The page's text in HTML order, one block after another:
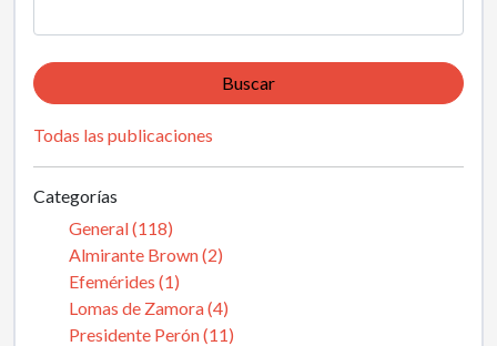
Buscar
Todas las publicaciones
Categorías
General (118)
Almirante Brown (2)
Efemérides (1)
Lomas de Zamora (4)
Presidente Perón (11)